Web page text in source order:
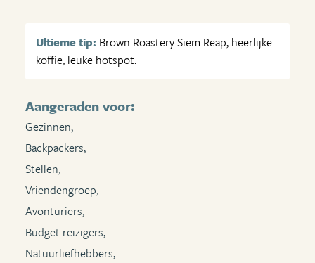
Ultieme tip: Brown Roastery Siem Reap, heerlijke
koffie, leuke hotspot.
Aangeraden voor:
Gezinnen,
Backpackers,
Stellen,
Vriendengroep,
Avonturiers,
Budget reizigers,
Natuurliefhebbers,